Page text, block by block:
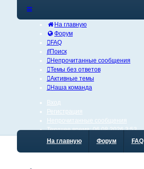
На главную
Форум
FAQ
Поиск
Непрочитанные сообщения
Темы без ответов
Активные темы
Наша команда
Вход
Регистрация
Непрочитанные сообщения
Текущее время: 06.08.2026 3:53
На главную Форум FAQ